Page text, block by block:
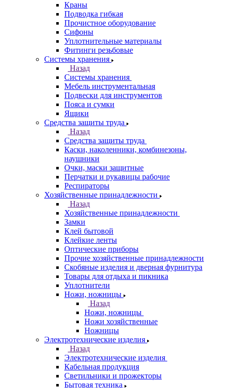
Краны
Подводка гибкая
Прочистное оборудование
Сифоны
Уплотнительные материалы
Фитинги резьбовые
Системы хранения
Назад
Системы хранения
Мебель инструментальная
Подвески для инструментов
Пояса и сумки
Ящики
Средства защиты труда
Назад
Средства защиты труда
Каски, наколенники, комбинезоны,
наушники
Очки, маски защитные
Перчатки и рукавицы рабочие
Респираторы
Хозяйственные принадлежности
Назад
Хозяйственные принадлежности
Замки
Клей бытовой
Клейкие ленты
Оптические приборы
Прочие хозяйственные принадлежности
Скобяные изделия и дверная фурнитура
Товары для отдыха и пикника
Уплотнители
Ножи, ножницы
Назад
Ножи, ножницы
Ножи хозяйственные
Ножницы
Электротехнические изделия
Назад
Электротехнические изделия
Кабельная продукция
Светильники и прожекторы
Бытовая техника